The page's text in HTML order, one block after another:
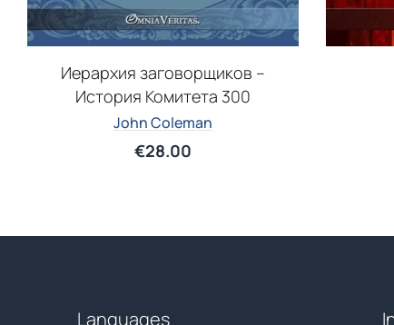
Иерархия заговорщиков –
История Комитета 300
John Coleman
€28.00
Languages